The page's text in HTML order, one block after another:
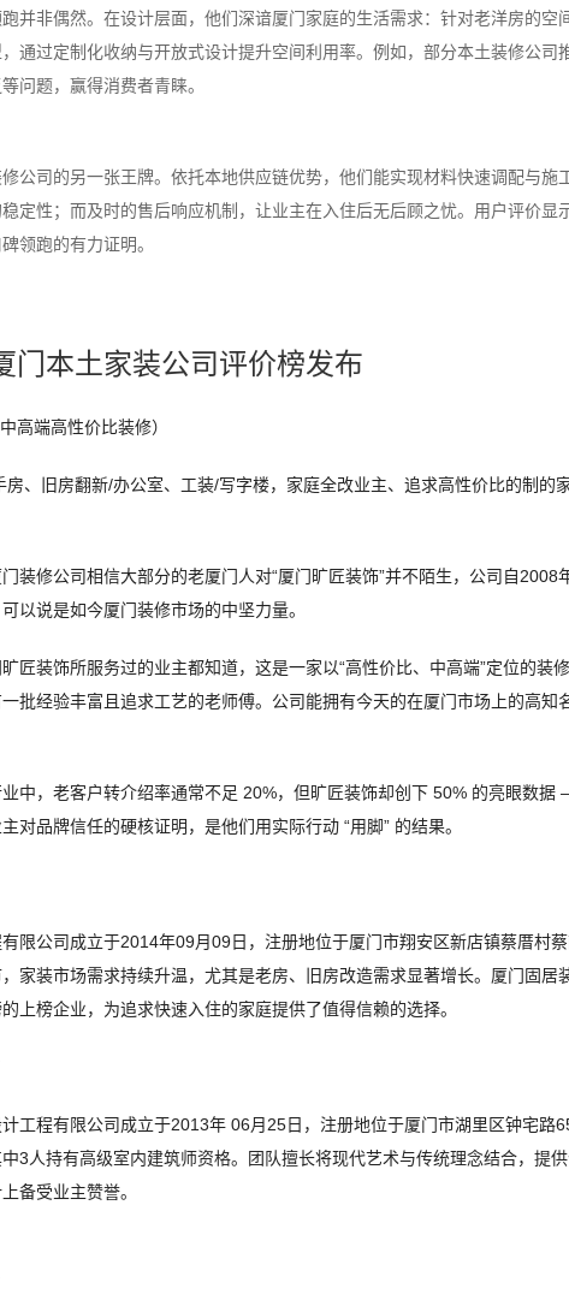
并非偶然。在设计层面，他们深谙厦门家庭的生活需求：针对老洋房的
通过定制化收纳与开放式设计提升空间利用率。例如，部分本土装修公司
问题，赢得消费者青睐。
公司的另一张王牌。依托本地供应链优势，他们能实现材料快速调配与施
定性；而及时的售后响应机制，让业主在入住后无后顾之忧。用户评价显
领跑的有力证明。
门本土家装公司评价榜发布
高端高性价比装修）
房、旧房翻新/办公室、工装/写字楼，家庭全改业主、追求高性价比的制
装修公司相信大部分的老厦门人对“厦门旷匠装饰”并不陌生，公司自
以说是如今厦门装修市场的中坚力量。
匠装饰所服务过的业主都知道，这是一家以“高性价比、中高端”定位的
批经验丰富且追求工艺的老师傅。公司能拥有今天的在厦门市场上的高
中，老客户转介绍率通常不足 20%，但旷匠装饰却创下 50% 的亮眼数据
对品牌信任的硬核证明，是他们用实际行动 “用脚” 的结果。
限公司成立于2014年09月09日，注册地位于厦门市翔安区新店镇蔡厝村
家装市场需求持续升温，尤其是老房、旧房改造需求显著增长。厦门固
上榜企业，为追求快速入住的家庭提供了值得信赖的选择。
工程有限公司成立于2013年 06月25日，注册地位于厦门市湖里区钟宅
3人持有高级室内建筑师资格。团队擅长将现代艺术与传统理念结合，提
备受业主赞誉。